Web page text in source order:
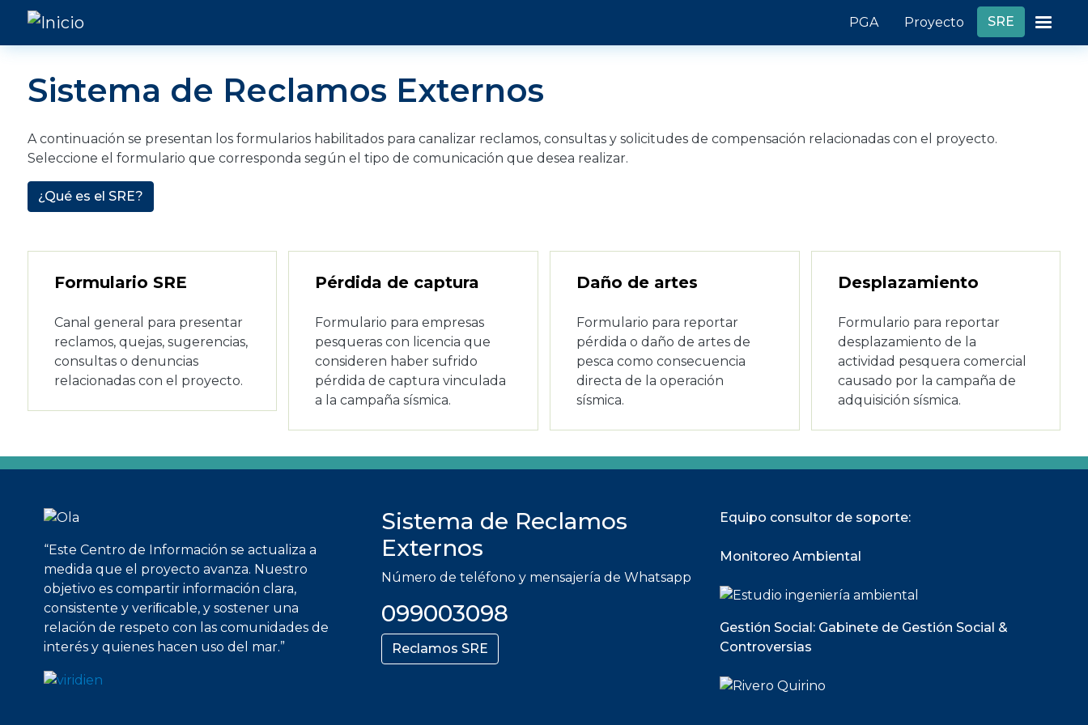
Pasar al contenido principal Header links
PGA Proyecto SRE
Sistema de Reclamos Externos
A continuación se presentan los formularios habilitados para canalizar reclamos, consultas y solicitudes de compensación relacionadas con el proyecto.
Seleccione el formulario que corresponda según el tipo de comunicación que desea realizar.
¿Qué es el SRE?
Formulario SRE
Canal general para presentar
reclamos, quejas, sugerencias,
consultas o denuncias
relacionadas con el proyecto.
Pérdida de captura
Formulario para empresas
pesqueras con licencia que
consideren haber sufrido
pérdida de captura vinculada
a la campaña sísmica.
Daño de artes
Formulario para reportar
pérdida o daño de artes de
pesca como consecuencia
directa de la operación
sísmica.
Desplazamiento
Formulario para reportar
desplazamiento de la
actividad pesquera comercial
causado por la campaña de
adquisición sísmica.
Imagen
“Este Centro de Información se actualiza a
medida que el proyecto avanza. Nuestro
objetivo es compartir información clara,
consistente y veriﬁcable, y sostener una
relación de respeto con las comunidades de
interés y quienes hacen uso del mar.”
Sistema de Reclamos
Externos
Número de teléfono y mensajería de Whatsapp
099003098
Reclamos SRE
Equipo consultor de soporte:
Monitoreo Ambiental
Gestión Social: Gabinete de Gestión Social &
Controversias